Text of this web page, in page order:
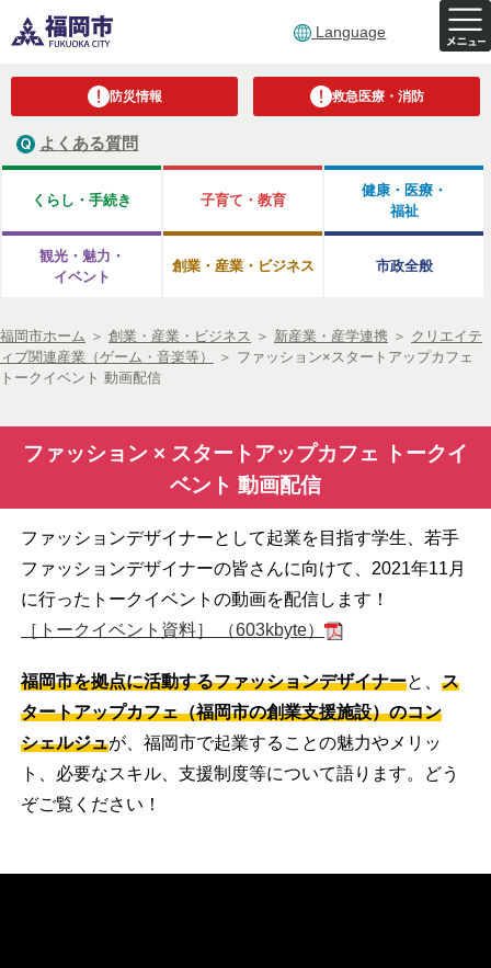
Language
防災情報 救急医療・消防
よくある質問
くらし・手続き 子育て・教育
健康・医療・
福祉
観光・魅力・
イベント
創業・産業・ビジネス 市政全般
福岡市ホーム ＞ 創業・産業・ビジネス ＞ 新産業・産学連携 ＞ クリエイテ
ィブ関連産業（ゲーム・音楽等）
＞ ファッション×スタートアップカフェ
トークイベント 動画配信
ファッション × スタートアップカフェ トークイ
ベント 動画配信
ファッションデザイナーとして起業を目指す学生、若手
ファッションデザイナーの皆さんに向けて、2021年11月
に行ったトークイベントの動画を配信します！
［トークイベント資料］ （603kbyte）
福岡市を拠点に活動するファッションデザイナーと、ス
タートアップカフェ（福岡市の創業支援施設）のコン
シェルジュが、福岡市で起業することの魅力やメリッ
ト、必要なスキル、支援制度等について語ります。どう
ぞご覧ください！